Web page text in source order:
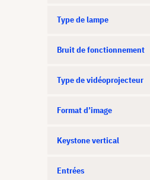
Type de lampe
Bruit de fonctionnement
Type de vidéoprojecteur
Format d’image
Keystone vertical
Entrées